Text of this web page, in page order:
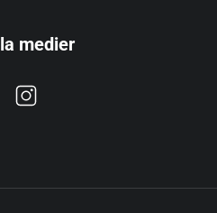
medier